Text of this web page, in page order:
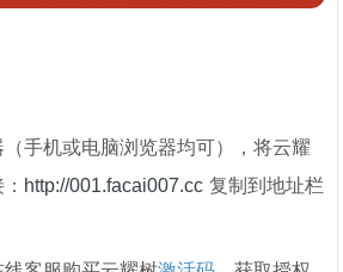
手机或电脑浏览器均可），将云耀
http://001.facai007.cc 复制到地址栏